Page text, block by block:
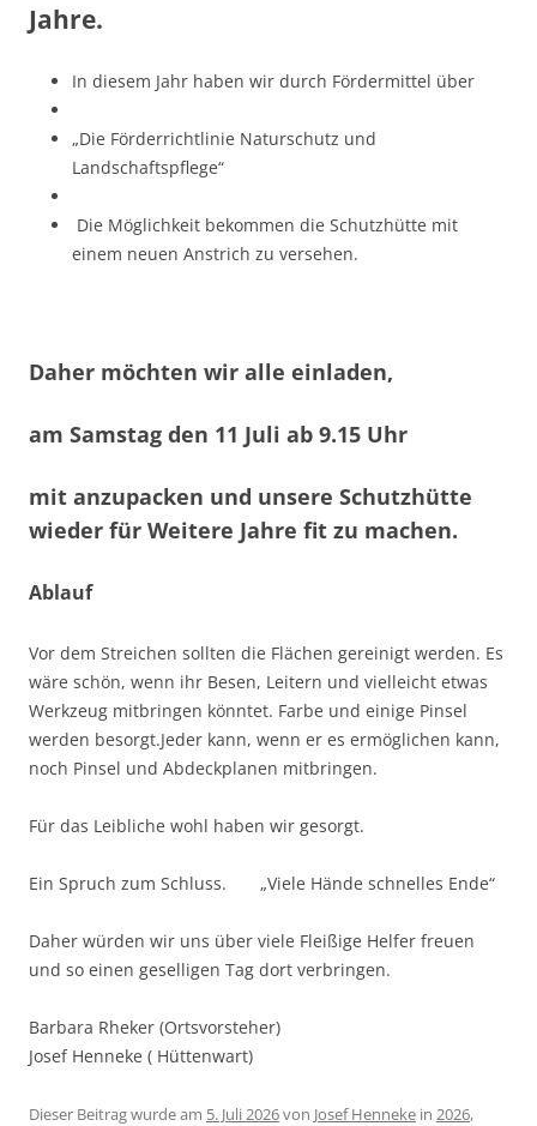
Jahre.
In diesem Jahr haben wir durch Fördermittel über
„Die Förderrichtlinie Naturschutz und
Landschaftspflege“
Die Möglichkeit bekommen die Schutzhütte mit
einem neuen Anstrich zu versehen.
Daher möchten wir alle einladen,
am Samstag den 11 Juli ab 9.15 Uhr
mit anzupacken und unsere Schutzhütte
wieder für Weitere Jahre fit zu machen.
Ablauf
Vor dem Streichen sollten die Flächen gereinigt werden. Es
wäre schön, wenn ihr Besen, Leitern und vielleicht etwas
Werkzeug mitbringen könntet. Farbe und einige Pinsel
werden besorgt.Jeder kann, wenn er es ermöglichen kann,
noch Pinsel und Abdeckplanen mitbringen.
Für das Leibliche wohl haben wir gesorgt.
Ein Spruch zum Schluss. „Viele Hände schnelles Ende“
Daher würden wir uns über viele Fleißige Helfer freuen
und so einen geselligen Tag dort verbringen.
Barbara Rheker (Ortsvorsteher)
Josef Henneke ( Hüttenwart)
Dieser Beitrag wurde am 5. Juli 2026von Josef Henneke in 2026,